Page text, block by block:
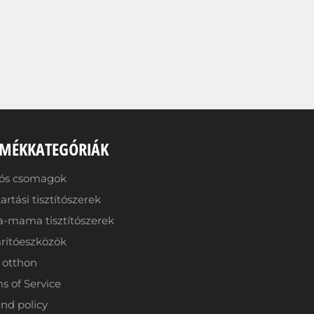
csomagok
tisztítószerek
mama tisztítószerek
otthon
of Service
policy